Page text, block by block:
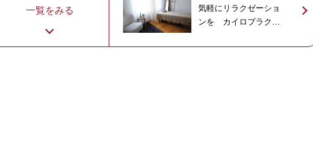
一覧をみる
気軽にリラクゼーショ
ンを カイロプラクテ